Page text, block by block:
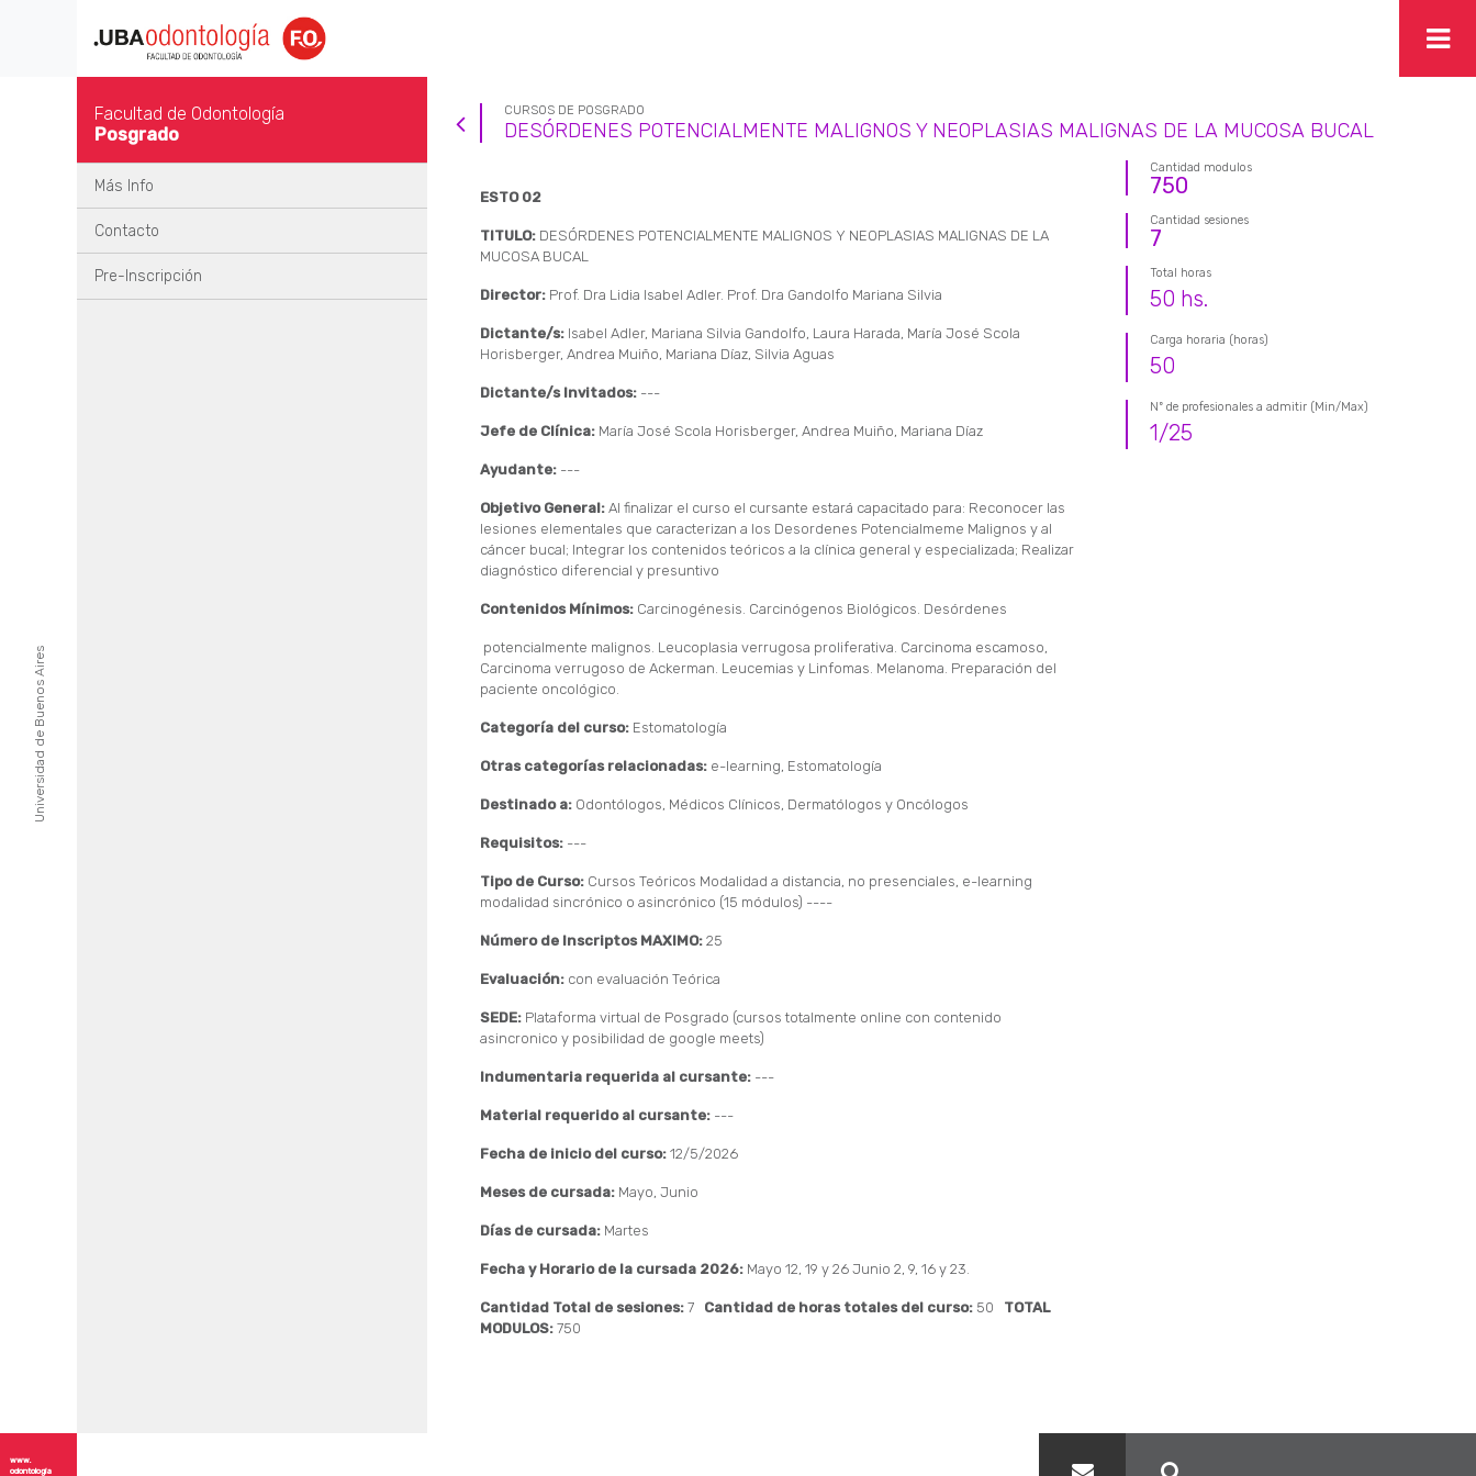
Universidad de Buenos Aires
Facultad de Odontología
Posgrado
Más Info
Contacto
Pre-Inscripción
CURSOS DE POSGRADO
DESÓRDENES POTENCIALMENTE MALIGNOS Y NEOPLASIAS MALIGNAS DE LA MUCOSA BUCAL
ESTO 02
TITULO: DESÓRDENES POTENCIALMENTE MALIGNOS Y NEOPLASIAS MALIGNAS DE LA
MUCOSA BUCAL
Director: Prof. Dra Lidia Isabel Adler. Prof. Dra Gandolfo Mariana Silvia
Dictante/s: Isabel Adler, Mariana Silvia Gandolfo, Laura Harada, María José Scola
Horisberger, Andrea Muiño, Mariana Díaz, Silvia Aguas
Dictante/s Invitados: ---
Jefe de Clínica:María José Scola Horisberger, Andrea Muiño, Mariana Díaz
Ayudante:---
Objetivo General:Al finalizar el curso el cursante estará capacitado para: Reconocer las
lesiones elementales que caracterizan a los Desordenes Potencialmeme Malignos y al
cáncer bucal; Integrar los contenidos teóricos a la clínica general y especializada; Realizar
diagnóstico diferencial y presuntivo
Contenidos Mínimos:Carcinogénesis. Carcinógenos Biológicos. Desórdenes
potencialmente malignos. Leucoplasia verrugosa proliferativa. Carcinoma escamoso,
Carcinoma verrugoso de Ackerman. Leucemias y Linfomas. Melanoma. Preparación del
paciente oncológico.
Categoría del curso:Estomatología
Otras categorías relacionadas: e-learning, Estomatología
Destinado a:Odontólogos, Médicos Clínicos, Dermatólogos y Oncólogos
Requisitos:---
Tipo de Curso: Cursos Teóricos Modalidad a distancia, no presenciales, e-learning
modalidad sincrónico o asincrónico (15 módulos) ----
Número de Inscriptos MAXIMO: 25
Evaluación:con evaluación Teórica
SEDE: Plataforma virtual de Posgrado (cursos totalmente online con contenido
asincronico y posibilidad de google meets)
Indumentaria requerida al cursante:---
Material requerido al cursante:---
Fecha de inicio del curso:12/5/2026
Meses de cursada:Mayo, Junio
Días de cursada:Martes
Fecha y Horario de la cursada 2026: Mayo 12, 19 y 26 Junio 2, 9, 16 y 23.
Cantidad Total de sesiones:7Cantidad de horas totales del curso: 50 TOTAL
MODULOS: 750
Cantidad modulos
750
Cantidad sesiones
7
Total horas
50 hs.
Carga horaria (horas)
50
Nº de profesionales a admitir (Min/Max)
1/25
www.
odontologia